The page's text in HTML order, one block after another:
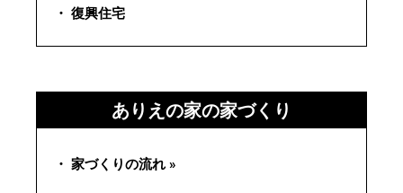
・ 復興住宅
ありえの家の家づくり
・ 家づくりの流れ »